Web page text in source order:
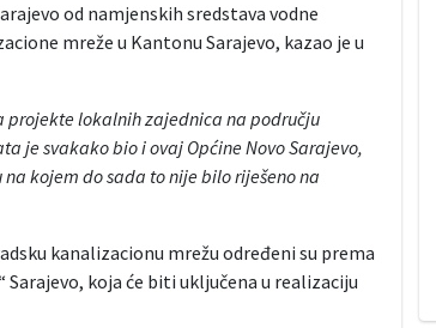
od namjenskih sredstava vodne
mreže u Kantonu Sarajevo, kazao je u
projekte lokalnih zajednica na području
je svakako bio i ovaj Općine Novo Sarajevo,
kojem do sada to nije bilo riješeno na
kanalizacionu mrežu određeni su prema
koja će biti uključena u realizaciju